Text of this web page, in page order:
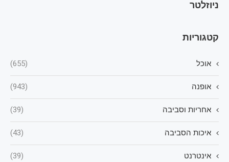
ניוזלטר
קטגוריות
אוכל (655)
אופנה (943)
אחריות וסביבה (39)
איכות הסביבה (43)
אינטרנט (39)